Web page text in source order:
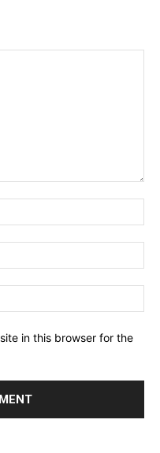
in this browser for the